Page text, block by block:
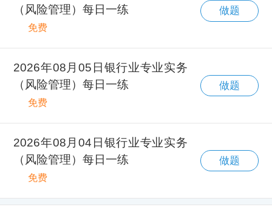
（风险管理）每日一练
免费
做题
2026年08月05日银行业专业实务
（风险管理）每日一练
免费
做题
2026年08月04日银行业专业实务
（风险管理）每日一练
免费
做题